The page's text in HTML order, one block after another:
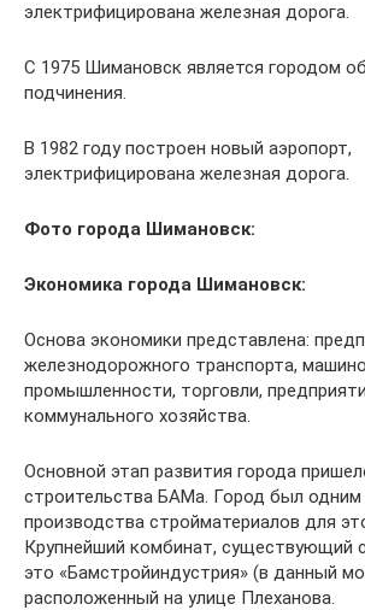
электрифицирована железная дорога.
С 1975 Шимановск является городом
подчинения.
В 1982 году построен новый аэропорт,
электрифицирована железная дорога.
Фото города Шимановск:
Экономика города Шимановск:
Основа экономики представлена:
железнодорожного транспорта,
промышленности, торговли,
коммунального хозяйства.
Основной этап развития города
строительства БАМа. Город был одним
производства стройматериалов для
Крупнейший комбинат, существующий
это «Бамстройиндустрия» (в данный
расположенный на улице Плеханова.